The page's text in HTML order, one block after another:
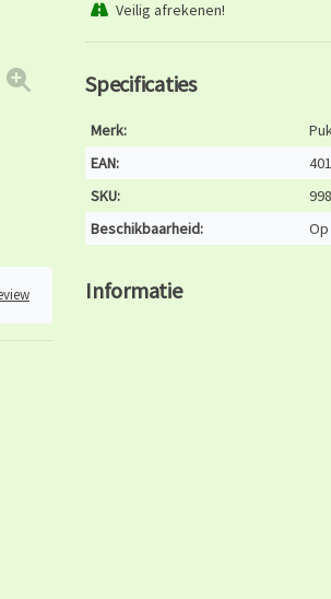
Veilig afrekenen!
Specificaties
Merk:
EAN:
SKU:
Beschikbaarheid:
Informatie